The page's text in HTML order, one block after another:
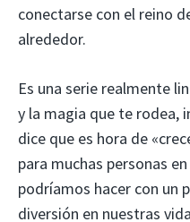
conectarse con el reino
alrededor.
Es una serie realmente
y la magia que te rodea,
dice que es hora de
para muchas personas
podríamos hacer con un
diversión en nuestras